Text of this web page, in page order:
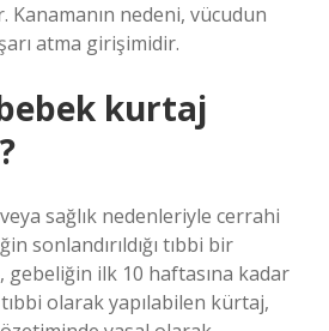
Kanamanın nedeni, vücudun
atma girişimidir.
kurtaj
sağlık nedenleriyle cerrahi
sonlandırıldığı tıbbi bir
gebeliğin ilk 10 haftasına kadar
olarak yapılabilen kürtaj,